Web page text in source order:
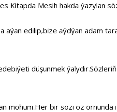
Kitapda Mesih hakda ýazylan
edilip,bize aýdýan adam
düşunmek
möhüm.Her bir sözi öz